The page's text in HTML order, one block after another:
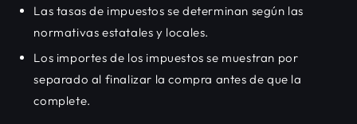
Las tasas de impuestos se determinan según las
normativas estatales y locales.
Los importes de los impuestos se muestran por
separado al finalizar la compra antes de que la
complete.